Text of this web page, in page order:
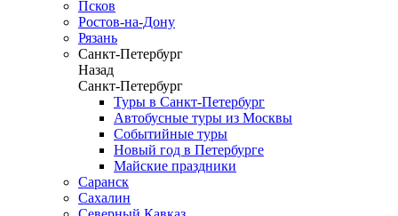
Псков
Ростов-на-Дону
Рязань
Санкт-Петербург
Назад
Санкт-Петербург
Туры в Санкт-Петербург
Автобусные туры из Москвы
Событийные туры
Новый год в Петербурге
Майские праздники
Саранск
Сахалин